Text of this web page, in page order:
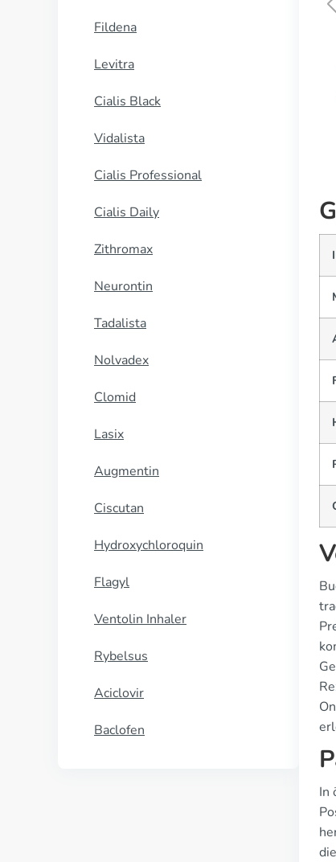
Fildena
Levitra
Cialis Black
Vidalista
Cialis Professional
Cialis Daily
Zithromax
Neurontin
Tadalista
Nolvadex
Clomid
Lasix
Augmentin
Ciscutan
Hydroxychloroquin
Flagyl
Ventolin Inhaler
Rybelsus
Aciclovir
Baclofen
In